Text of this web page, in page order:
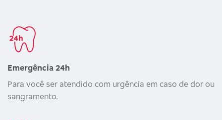
Emergência 24h
Para você ser atendido com urgência em caso de dor ou
sangramento.